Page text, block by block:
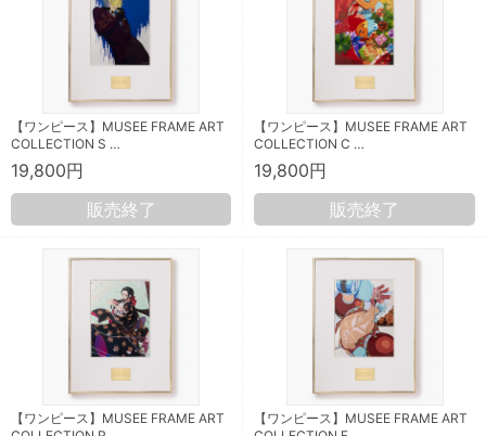
【ワンピース】MUSEE FRAME ART
COLLECTION S …
19,800円
販売終了
【ワンピース】MUSEE FRAME ART
COLLECTION C …
19,800円
販売終了
【ワンピース】MUSEE FRAME ART
【ワンピース】MUSEE FRAME ART